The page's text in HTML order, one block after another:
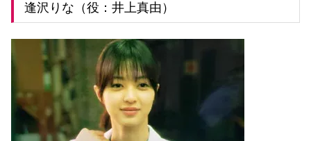
逢沢りな（役：井上真由）